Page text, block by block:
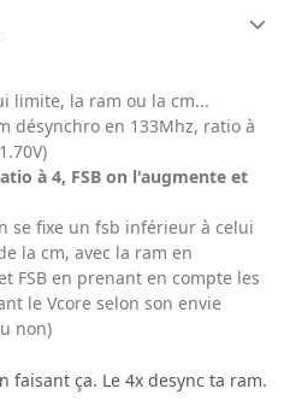
limite, la ram ou la cm...
désynchro en 133Mhz, ratio à
à 4, FSB on l'augmente et
se fixe un fsb inférieur à celui
la cm, avec la ram en
FSB en prenant en compte les
le Vcore selon son envie
non)
faisant ça. Le 4x desync ta ram.